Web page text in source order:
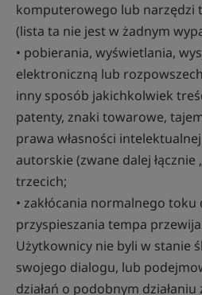
komputerowego lub narzędzi
(lista ta nie jest w żadnym
• pobierania, wyświetlania,
elektroniczną lub
inny sposób jakichkolwiek
patenty, znaki towarowe,
prawa własności
autorskie (zwane dalej łącznie
trzecich;
• zakłócania normalnego toku
przyspieszania tempa
Użytkownicy nie byli w stanie
swojego dialogu, lub
działań o podobnym działaniu